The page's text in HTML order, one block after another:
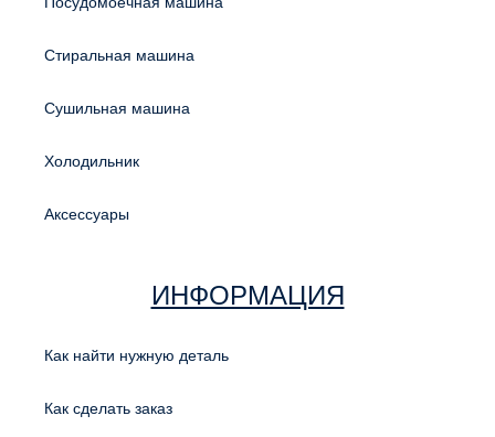
Стиральная машина
Сушильная машина
Холодильник
Аксессуары
ИНФОРМАЦИЯ
Как найти нужную деталь
Как сделать заказ